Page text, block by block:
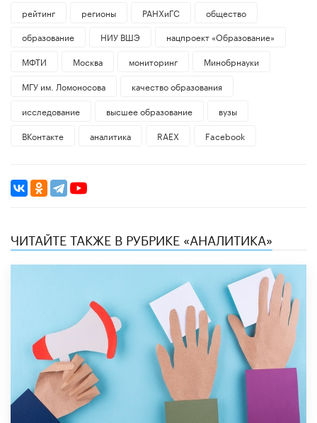
рейтинг
регионы РАНХиГС
общество
образование
НИУ ВШЭ
нацпроект «Образование»
МФТИ
Москва мониторинг
Минобрнауки
МГУ им. Ломоносова
качество образования
исследование
высшее образование
вузы
ВКонтакте
аналитика RAEX Facebook
ЧИТАЙТЕ ТАКЖЕ В РУБРИКЕ «АНАЛИТИКА»